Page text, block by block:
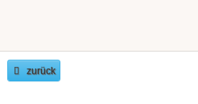
zurück